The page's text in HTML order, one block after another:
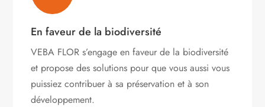
En faveur de la biodiversité
VEBA FLOR s’engageen faveur de la biodiversité
et propose des solutions pour que vous aussi vous
puissiez contribuer à sa préservation et à son
développement.